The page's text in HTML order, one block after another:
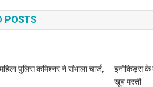
POSTS
पुलिस कमिश्नर ने संभाला चार्ज,
इनोकिड्स के
खूब मस्ती